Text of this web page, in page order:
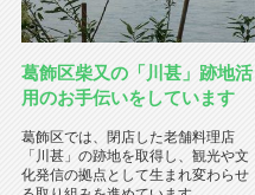
葛飾区柴又の「川甚」跡地活
用のお手伝いをしています
葛飾区では、閉店した老舗料理店
「川甚」の跡地を取得し、観光や文
化発信の拠点として生まれ変わらせ